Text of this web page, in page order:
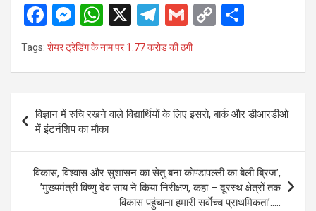
F
a
ce
o
o
k
M
es
se
g
er
W
h
at
A
p
p
X
T
el
e
a
G
m
ail
C
n
Tags: शेयर ट्रेडिंग के नाम पर 1.77 करोड़ की ठगी
navigation
विज्ञान में रुचि रखने वाले विद्यार्थियों के लिए इसरो, बार्क और डीआरडीओ
में इंटर्नशिप का मौका
विकास, विश्वास और सुशासन का सेतु बना कोण्डापल्ली का बेली ब्रिज’,
’मुख्यमंत्री विष्णु देव साय ने किया निरीक्षण, कहा – दूरस्थ क्षेत्रों तक
विकास पहुंचाना हमारी सर्वाेच्च प्राथमिकता’…..